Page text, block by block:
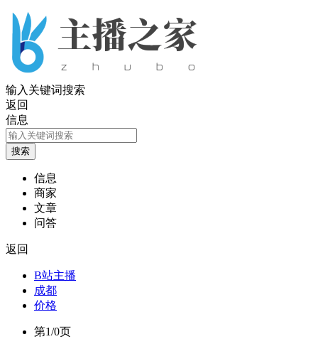
输入关键词搜索
返回
信息
信息
商家
文章
问答
返回
B站主播
成都
价格
第1/0页